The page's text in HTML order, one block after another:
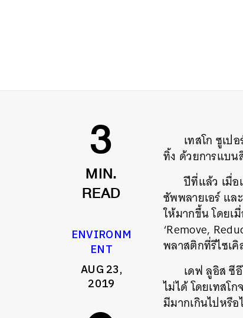
3
MIN.
READ
ENVIRONM
ENT
AUG 23,
2019
เทสโก ซูเ
ทิ้ง ด้วยการแบ
ปีที่แล้ว เมื่
ซัพพลายเอร์ แ
ให้มากขึ้น โดยเ
‘Remove,
พลาสติกที่รีไซเ
เดฟ ลูอิส ซี
ไม่ได้ โดยเทสโ
มีมากเกินไปหรื